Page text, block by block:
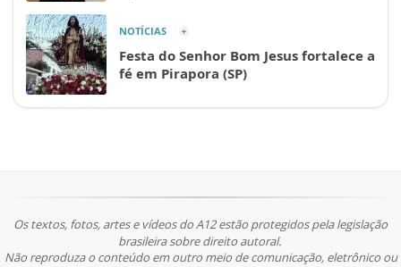
NOTÍCIAS
Festa do Senhor Bom Jesus fortalece a
fé em Pirapora (SP)
Os textos, fotos, artes e vídeos do A12 estão protegidos pela legislação
brasileira sobre direito autoral.
Não reproduza o conteúdo em outro meio de comunicação, eletrônico ou